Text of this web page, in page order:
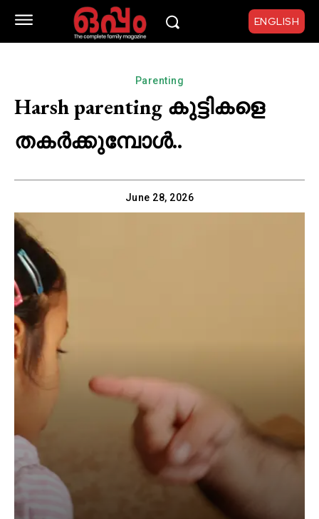
ENGLISH
Parenting
Harsh parenting കുട്ടികളെ
തകർക്കുമ്പോൾ..
June 28, 2026